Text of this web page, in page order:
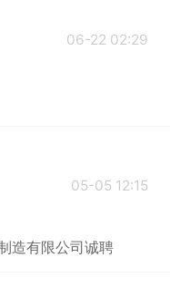
06-22 02:29
05-05 12:15
造有限公司诚聘